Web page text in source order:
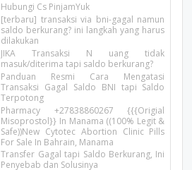
Hubungi Cs PinjamYuk
[terbaru] transaksi via bni-gagal namun
saldo berkurang? ini langkah yang harus
dilakukan
JIKA Transaksi N uang tidak
masuk/diterima tapi saldo berkurang?
Panduan Resmi Cara Mengatasi
Transaksi Gagal Saldo BNI tapi Saldo
Terpotong
Pharmacy +27838860267 {{{Origial
Misoprostol}} In Manama ((100% Legit &
Safe))New Cytotec Abortion Clinic Pills
For Sale In Bahrain, Manama
Transfer Gagal tapi Saldo Berkurang, Ini
Penyebab dan Solusinya